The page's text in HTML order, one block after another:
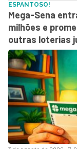
ESPANTOSO!
Mega-Sena
milhões e
outras loterias